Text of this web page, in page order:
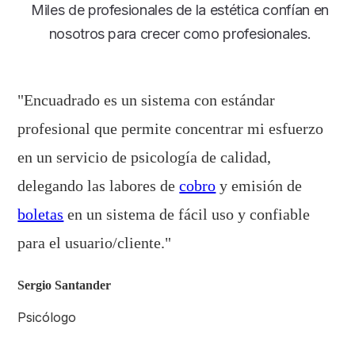
Miles de profesionales de la estética confían en
nosotros para crecer como profesionales.
"Encuadrado es un sistema con estándar
profesional que permite concentrar mi esfuerzo
en un servicio de psicología de calidad,
delegando las labores decobro y emisión de
boletas en un sistema de fácil uso y confiable
para el usuario/cliente."
Sergio Santander
Psicólogo